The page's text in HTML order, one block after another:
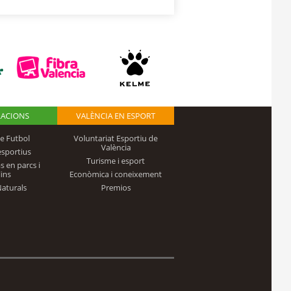
Futbol
en parcs i
VALÈNCIA EN ESPORT
Voluntariat Esportiu de
València
Turisme i esport
Econòmica i coneixement
Premios